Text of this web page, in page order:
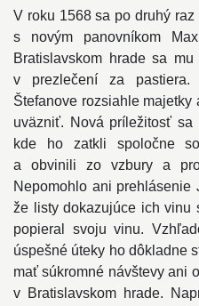
V roku 1568 sa po druhý
s novým panovníkom
Bratislavskom hrade sa
v prezlečení za
Štefanove rozsiahle
uväzniť. Nová príležitosť sa
kde ho zatkli spoločne
a obvinili zo vzbury a
Nepomohlo ani prehlásenie
že listy dokazujúce ich vinu
popieral svoju vinu.
úspešné úteky ho dôkladne
mať súkromné návštevy ani
v Bratislavskom hrade.